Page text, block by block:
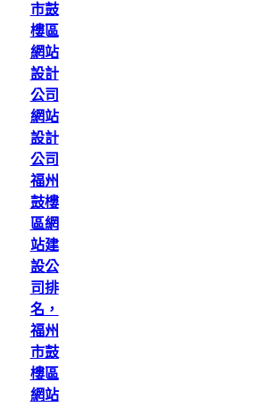
市鼓
樓區
網站
設計
公司
網站
設計
公司
福州
鼓樓
區網
站建
設公
司排
名，
福州
市鼓
樓區
網站